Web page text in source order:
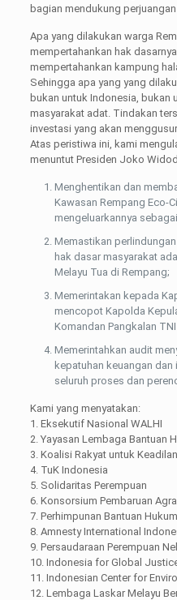
bagian mendukung
Apa yang dilakukan warga
mempertahankan hak
mempertahankan kampung
Sehingga apa yang yang
bukan untuk Indonesia, bukan
masyarakat adat. Tindakan
investasi yang akan
Atas peristiwa ini, kami
menuntut Presiden Joko
Menghentikan dan
Kawasan Rempang Eco-
mengeluarkannya
Memastikan
hak dasar masyarakat
Melayu Tua di Rempang;
Memerintakan kepada
mencopot Kapolda
Komandan Pangkalan
Memerintahkan audit
kepatuhan keuangan
seluruh proses dan
Kami yang menyatakan:
1. Eksekutif Nasional WALHI
2. Yayasan Lembaga Bantuan
3. Koalisi Rakyat untuk
4. TuK Indonesia
5. Solidaritas Perempuan
6. Konsorsium Pembaruan
7. Perhimpunan Bantuan
8. Amnesty International
9. Persaudaraan Perempuan
10. Indonesia for Global
11. Indonesian Center for
12. Lembaga Laskar Melayu